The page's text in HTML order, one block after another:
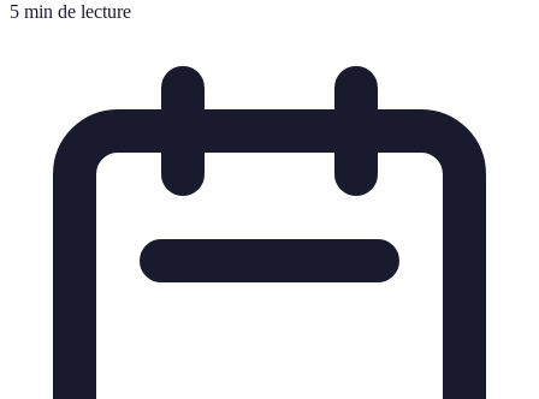
5 min de lecture